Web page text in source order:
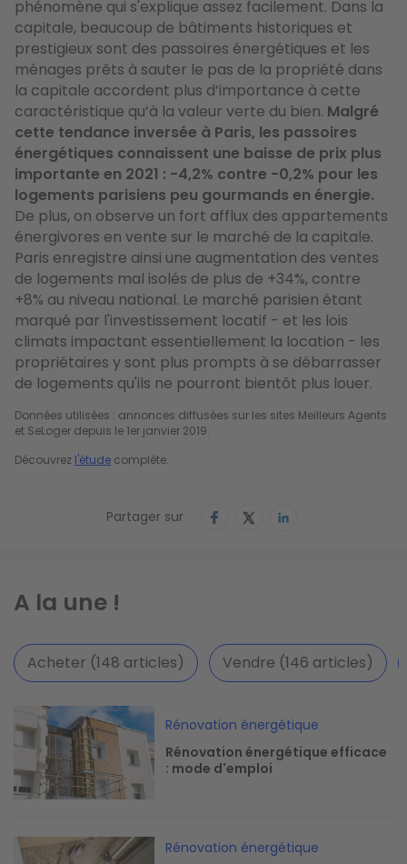
phénomène qui s'explique assez facilement. Dans la
capitale, beaucoup de bâtiments historiques et
prestigieux sont des passoires énergétiques et les
ménages prêts à sauter le pas de la propriété dans
la capitale accordent plus d’importance à cette
caractéristique qu’à la valeur verte du bien. Malgré
cette tendance inversée à Paris, les passoires
énergétiques connaissent une baisse de prix plus
importante en 2021 : -4,2% contre -0,2% pour les
logements parisiens peu gourmands en énergie.
De plus, on observe un fort afflux des appartements
énergivores en vente sur le marché de la capitale.
Paris enregistre ainsi une augmentation des ventes
de logements mal isolés de plus de +34%, contre
+8% au niveau national. Le marché parisien étant
marqué par l'investissement locatif - et les lois
climats impactant essentiellement la location - les
propriétaires y sont plus prompts à se débarrasser
de logements qu'ils ne pourront bientôt plus louer.
Données utilisées : annonces diffusées sur les sites Meilleurs Agents
et SeLoger depuis le 1er janvier 2019.
Découvrez l'étude complète.
Partager sur
A la une !
Acheter (148 articles) Vendre (146 articles)
Image
Rénovation énergétique
Rénovation énergétique efficace
: mode d'emploi
Image
Rénovation énergétique